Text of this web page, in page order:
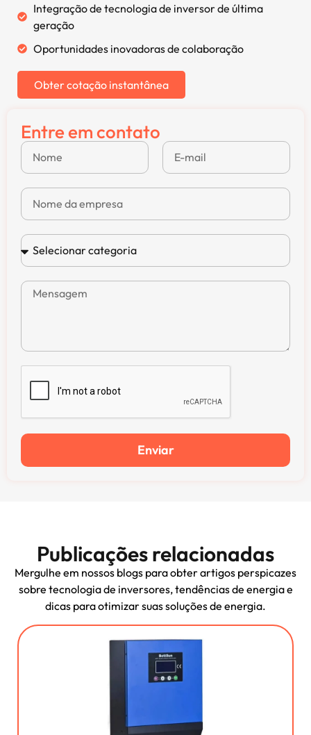
Integração de tecnologia de inversor de última
geração
Oportunidades inovadoras de colaboração
Obter cotação instantânea
Entre em contato
Enviar
Publicações relacionadas
Mergulhe em nossos blogs para obter artigos perspicazes
sobre tecnologia de inversores, tendências de energia e
dicas para otimizar suas soluções de energia.